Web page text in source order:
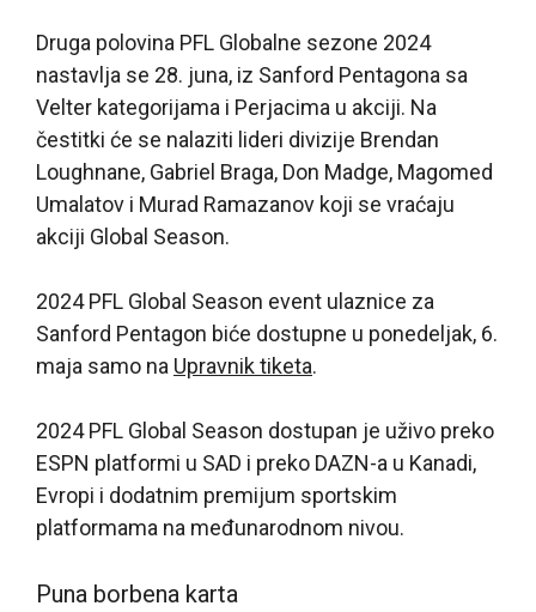
Druga polovina PFL Globalne sezone 2024
nastavlja se 28. juna, iz Sanford Pentagona sa
Velter kategorijama i Perjacima u akciji. Na
čestitki će se nalaziti lideri divizije Brendan
Loughnane, Gabriel Braga, Don Madge, Magomed
Umalatov i Murad Ramazanov koji se vraćaju
akciji Global Season.
2024 PFL Global Season event ulaznice za
Sanford Pentagon biće dostupne u ponedeljak, 6.
maja samo na Upravnik tiketa.
2024 PFL Global Season dostupan je uživo preko
ESPN platformi u SAD i preko DAZN-a u Kanadi,
Evropi i dodatnim premijum sportskim
platformama na međunarodnom nivou.
Puna borbena karta